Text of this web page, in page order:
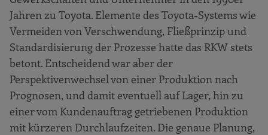
Jahren zu Toyota. Elemente des Toyota-Systems wie
Vermeiden von Verschwendung, Fließprinzip und
Standardisierung der Prozesse hatte das RKW stets
betont. Entscheidend war aber der
Perspektivenwechsel von einer Produktion nach
Prognosen, und damit eventuell auf Lager, hin zu
einer vom Kundenauftrag getriebenen Produktion
mit kürzeren Durchlaufzeiten. Die genaue Planung,